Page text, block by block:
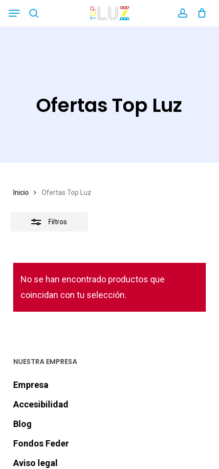
Menu
Ofertas Top Luz
Inicio Ofertas Top Luz
Filtros
No se han encontrado productos que
coincidan con tu selección.
NUESTRA EMPRESA
Empresa
Accesibilidad
Blog
Fondos Feder
Aviso legal